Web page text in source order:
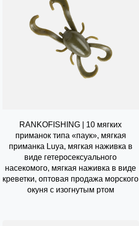
RANKOFISHING | 10 мягких
приманок типа «паук», мягкая
приманка Luya, мягкая наживка в
виде гетеросексуального
насекомого, мягкая наживка в виде
креветки, оптовая продажа морского
окуня с изогнутым ртом